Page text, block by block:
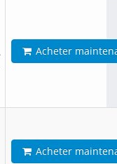
Acheter
Acheter